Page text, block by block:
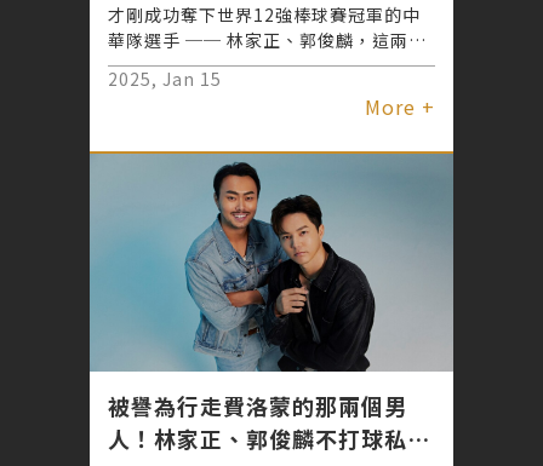
才剛成功奪下世界12強棒球賽冠軍的中
華隊選手 ── 林家正、郭俊麟，這兩個
月來人氣暴漲，攻佔各大社群媒體版面，
在球場上投、擊球間每個動作更是牽動了
無數迷妹的心跳(〃∀〃)♡ 不輸韓國歐
完>< 但球員們長期面對高強度訓練，其
實肌膚和身體一天到晚都在呼喊SOS！究
竟是什麼秘密武器讓林家正與郭俊麟能夠
在下了球場後，依舊讓自己時刻Keep最
佳狀態？今天G編帶你一窺棒球男神顏值
進化巔峰的秘密！迷妹們趕快筆記起來～
2025, Jan 15
More +
被譽為行走費洛蒙的那兩個男
人！林家正、郭俊麟不打球私下